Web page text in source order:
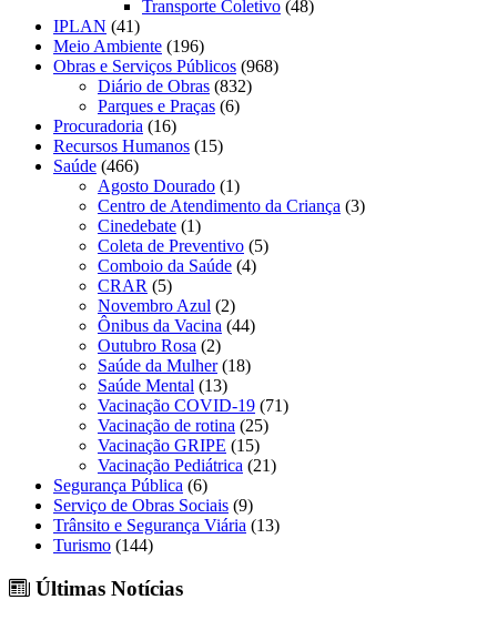
Transporte Coletivo (48)
IPLAN (41)
Meio Ambiente (196)
Obras e Serviços Públicos (968)
Diário de Obras (832)
Parques e Praças (6)
Procuradoria (16)
Recursos Humanos (15)
Saúde (466)
Agosto Dourado (1)
Centro de Atendimento da Criança (3)
Cinedebate (1)
Coleta de Preventivo (5)
Comboio da Saúde (4)
CRAR (5)
Novembro Azul (2)
Ônibus da Vacina (44)
Outubro Rosa (2)
Saúde da Mulher(18)
Saúde Mental (13)
Vacinação COVID-19 (71)
Vacinação de rotina (25)
Vacinação GRIPE (15)
Vacinação Pediátrica (21)
Segurança Pública (6)
Serviço de Obras Sociais (9)
Trânsito e Segurança Viária (13)
Turismo (144)
Últimas Notícias